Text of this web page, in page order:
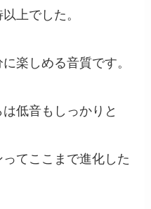
上でした。
楽しめる音質です。
低音もしっかりと
てここまで進化した